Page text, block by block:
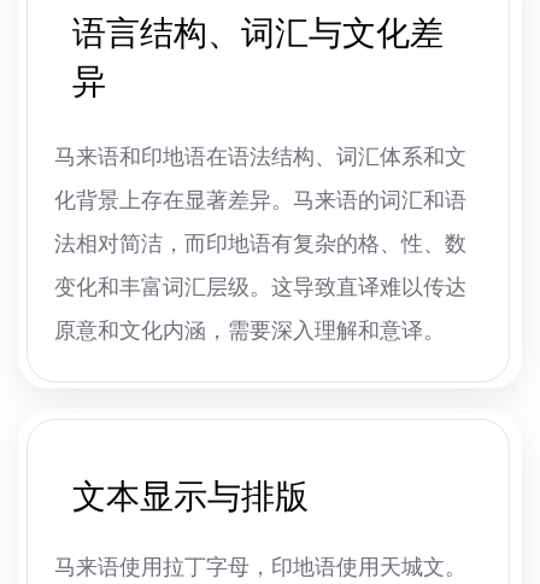
语言结构、词汇与文化差
异
马来语和印地语在语法结构、词汇体系和文
化背景上存在显著差异。马来语的词汇和语
法相对简洁，而印地语有复杂的格、性、数
变化和丰富词汇层级。这导致直译难以传达
原意和文化内涵，需要深入理解和意译。
文本显示与排版
马来语使用拉丁字母，印地语使用天城文。